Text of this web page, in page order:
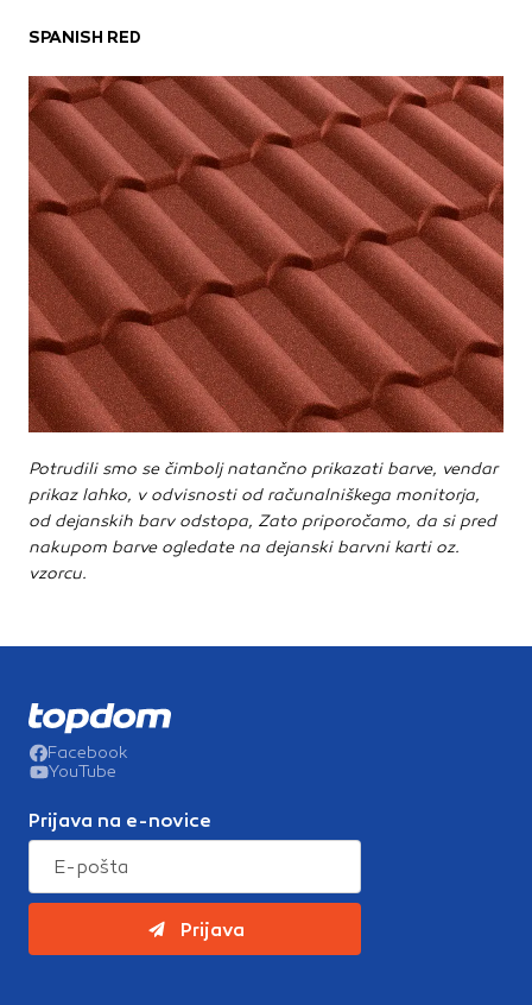
SPANISH RED
Potrudili smo se čimbolj natančno prikazati barve, vendar
prikaz lahko, v odvisnosti od računalniškega monitorja,
od dejanskih barv odstopa, Zato priporočamo, da si pred
nakupom barve ogledate na dejanski barvni karti oz.
vzorcu.
Facebook
YouTube
Prijava na e-novice
Prijava